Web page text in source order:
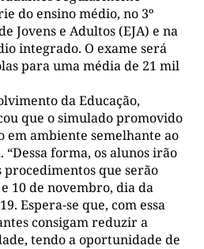
do ensino médio, no 3º
Jovens e Adultos (EJA) e na
integrado. O exame será
para uma média de 21 mil
da Educação,
que o simulado promovido
em ambiente semelhante ao
forma, os alunos irão
que serão
10 de novembro, dia da
Espera-se que, com essa
consigam reduzir a
tendo a oportunidade de